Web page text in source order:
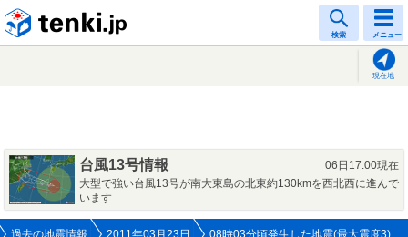
検索 メニュー
現在地
台風13号情報
06日17:00現在
大型で強い台風13号が南大東島の北東約130kmを西北西に進んで
います
過去の地震情報 2011年03月23日 08時03分頃発生した地震(最大震度3)